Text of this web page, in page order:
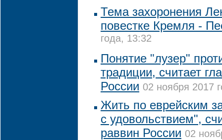
Тема захоронения
повестке Кремля -
года, 13:32
Понятие "лузер"
традиции, считает
России 02 ноября 2017
Жить по еврейским
с удовольствием",
раввин России 02